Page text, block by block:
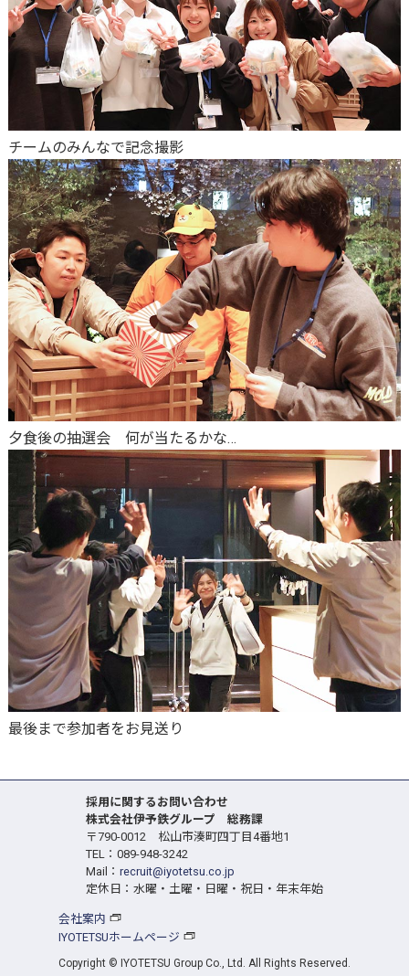
チームのみんなで記念撮影
夕食後の抽選会 何が当たるかな…
最後まで参加者をお見送り
採用に関するお問い合わせ
株式会社伊予鉄グループ 総務課
〒790-0012 松山市湊町四丁目4番地1
TEL：089-948-3242
Mail： recruit@iyotetsu.co.jp
定休日：水曜・土曜・日曜・祝日・年末年始
会社案内
IYOTETSUホームページ
Copyright © IYOTETSU Group Co., Ltd. All Rights Reserved.